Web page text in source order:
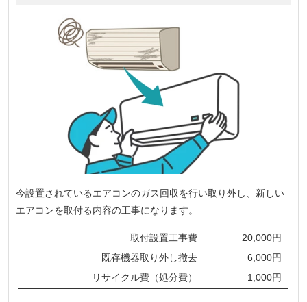
今設置されているエアコンのガス回収を行い取り外し、新しい
エアコンを取付る内容の工事になります。
取付設置工事費
20,000円
既存機器取り外し撤去
6,000円
リサイクル費（処分費）
1,000円